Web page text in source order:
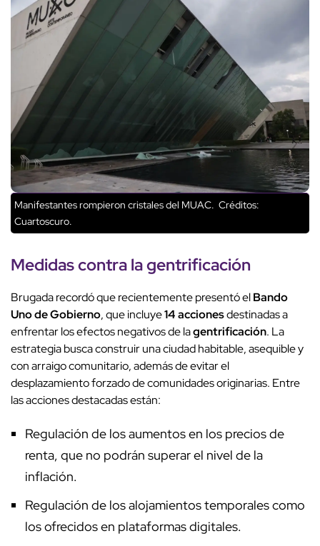
Manifestantes rompieron cristales del MUAC. Créditos:
Cuartoscuro.
Medidas contra lagentrificación
Brugada recordó que recientemente presentó elBando
Uno de Gobierno, que incluye14 accionesdestinadas a
enfrentar los efectos negativos de lagentrificación. La
estrategia busca construir una ciudad habitable, asequible y
con arraigo comunitario, además de evitar el
desplazamiento forzado de comunidades originarias. Entre
las acciones destacadas están:
Regulación de los aumentos en los precios de
renta, que no podrán superar el nivel de la
inflación.
Regulación de los alojamientos temporales como
los ofrecidos en plataformas digitales.